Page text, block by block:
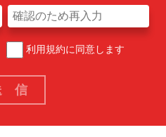
利用規約に同意します